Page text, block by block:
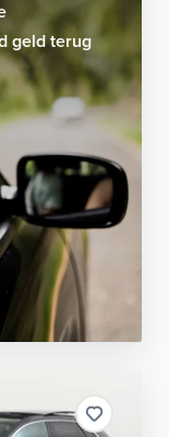
elektrisch
Auto
audio
geld terug